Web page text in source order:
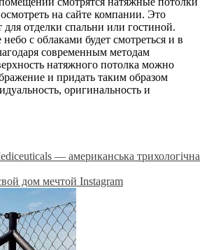
на сайте компании. Это
отделки спальни или гостиной.
с облаками будет смотреться и в
современным методам
натяжного потолка можно
и придать таким образом
оригинальность и
— американська трихологічна
дом мечтой Instagram